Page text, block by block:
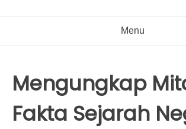
Menu
Mengungkap
Fakta Sejarah